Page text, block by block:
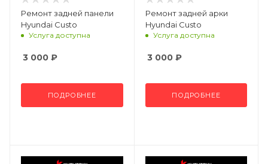
Ремонт задней панели
Hyundai Custo
Услуга доступна
3 000 ₽
ПОДРОБНЕЕ
Ремонт задней арки
Hyundai Custo
Услуга доступна
3 000₽
ПОДРОБНЕЕ